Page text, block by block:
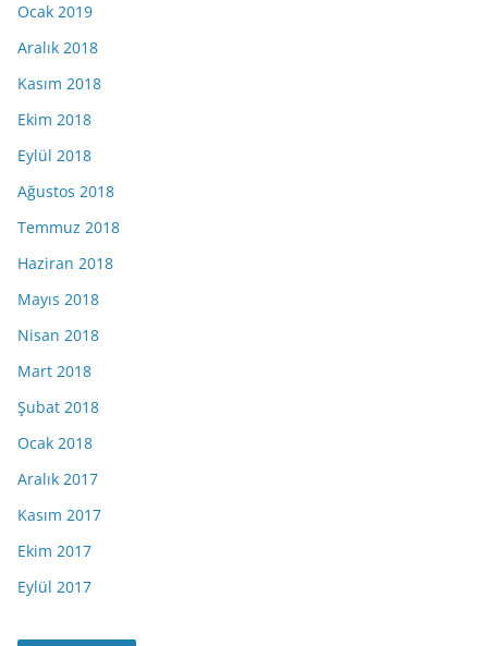
Ocak 2019
Aralık 2018
Kasım 2018
Ekim 2018
Eylül 2018
Ağustos 2018
Temmuz 2018
Haziran 2018
Mayıs 2018
Nisan 2018
Mart 2018
Şubat 2018
Ocak 2018
Aralık 2017
Kasım 2017
Ekim 2017
Eylül 2017